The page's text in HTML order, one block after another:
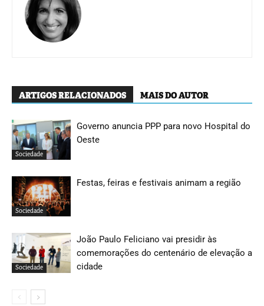
ARTIGOS RELACIONADOS MAIS DO AUTOR
Sociedade
Governo anuncia PPP para novo Hospital do
Oeste
Sociedade
Festas, feiras e festivais animam a região
Sociedade
João Paulo Feliciano vai presidir às
comemorações do centenário de elevação a
cidade